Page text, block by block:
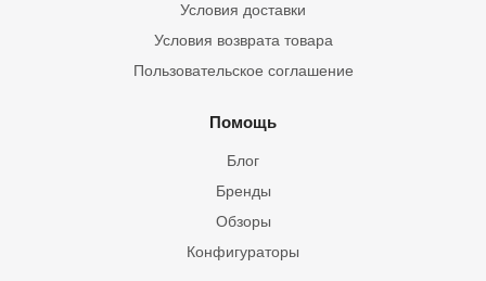
Условия доставки
Условия возврата товара
Пользовательское соглашение
Помощь
Блог
Бренды
Обзоры
Конфигураторы